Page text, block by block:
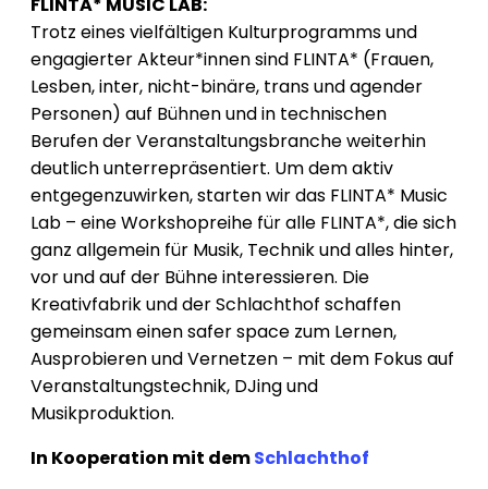
FLINTA* MUSIC LAB:
Trotz eines vielfältigen Kulturprogramms und
engagierter Akteur*innen sind FLINTA* (Frauen,
Lesben, inter, nicht-binäre, trans und agender
Personen) auf Bühnen und in technischen
Berufen der Veranstaltungsbranche weiterhin
deutlich unterrepräsentiert. Um dem aktiv
entgegenzuwirken, starten wir das FLINTA* Music
Lab – eine Workshopreihe für alle FLINTA*, die sich
ganz allgemein für Musik, Technik und alles hinter,
vor und auf der Bühne interessieren. Die
Kreativfabrik und der Schlachthof schaffen
gemeinsam einen safer space zum Lernen,
Ausprobieren und Vernetzen – mit dem Fokus auf
Veranstaltungstechnik, DJing und
Musikproduktion.
In Kooperation mit demSchlachthof